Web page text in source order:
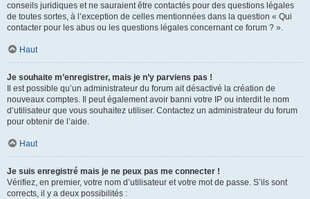
conseils juridiques et ne sauraient être contactés pour des questions légales
de toutes sortes, à l’exception de celles mentionnées dans la question « Qui
contacter pour les abus ou les questions légales concernant ce forum ? ».
Haut
Je souhaite m’enregistrer, mais je n’y parviens pas !
Il est possible qu’un administrateur du forum ait désactivé la création de
nouveaux comptes. Il peut également avoir banni votre IP ou interdit le nom
d’utilisateur que vous souhaitez utiliser. Contactez un administrateur du forum
pour obtenir de l’aide.
Haut
Je suis enregistré mais je ne peux pas me connecter !
Vérifiez, en premier, votre nom d’utilisateur et votre mot de passe. S’ils sont
corrects, il y a deux possibilités :